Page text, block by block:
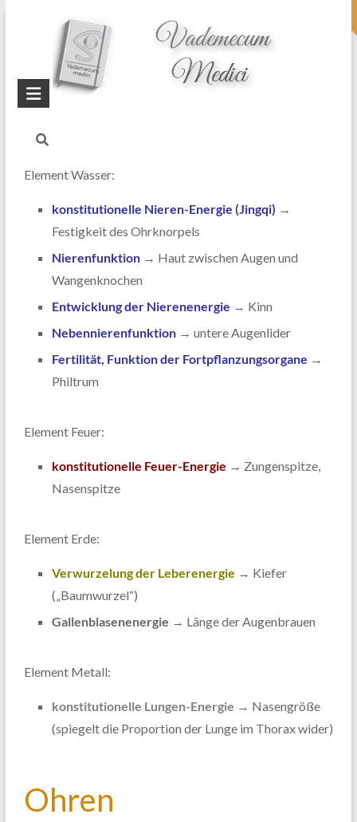
topheader
Startseite
Blog
Gesichtsdiagnostik
Element Wasser:
konstitutionelle Nieren-Energie (Jingqi) →
Festigkeit des Ohrknorpels
Nierenfunktion → Haut zwischen Augen und
Wangenknochen
Entwicklung der Nierenenergie → Kinn
Nebennierenfunktion→ untere Augenlider
Fertilität, Funktion der Fortpflanzungsorgane →
Philtrum
Element Feuer:
konstitutionelle Feuer-Energie → Zungenspitze,
Nasenspitze
Element Erde:
Verwurzelung der Leberenergie → Kiefer
(„Baumwurzel“)
Gallenblasenenergie → Länge der Augenbrauen
Element Metall:
konstitutionelle Lungen-Energie → Nasengröße
(spiegelt die Proportion der Lunge im Thorax wider)
Ohren